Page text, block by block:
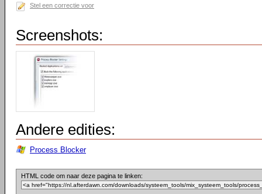
Stel een correctie voor
Screenshots:
Andere edities:
Process Blocker
HTML code om naar deze pagina te linken: